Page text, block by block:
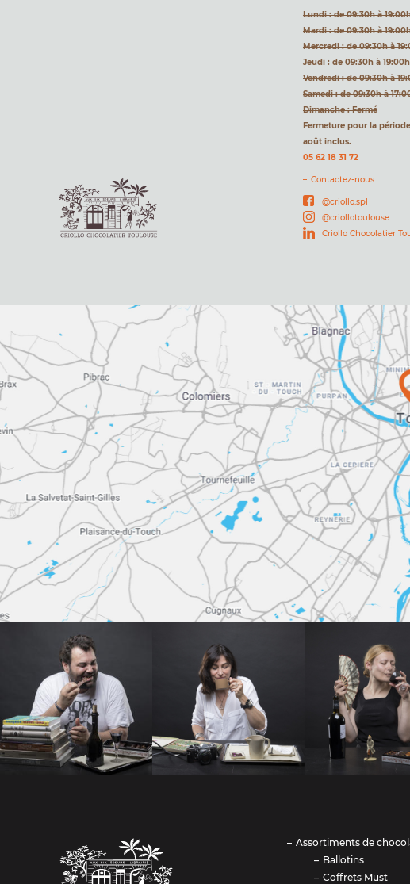
Lundi : de 09:30h à
Mardi : de 09:30h à
Mercredi : de 09:30h à
Jeudi : de 09:30h à 19:00h
Vendredi : de 09:30h à
Samedi : de 09:30h à
Dimanche : Fermé
Fermeture pour la
août inclus.
05 62 18 31 72
Contactez-nous
@criollo.spl
@criollotoulouse
Criollo Chocolatier
Assortiments de
Ballotins
Coffrets Must